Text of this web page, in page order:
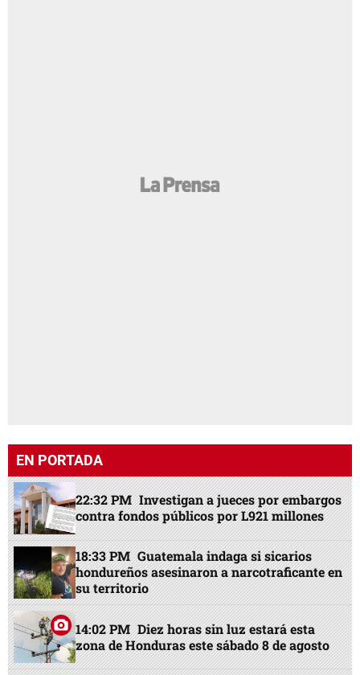
EN PORTADA
22:32 PM Investigan a jueces por embargos
contra fondos públicos por L921 millones
18:33 PM Guatemala indaga si sicarios
hondureños asesinaron a narcotraficante en
su territorio
14:02 PM Diez horas sin luz estará esta
zona de Honduras este sábado 8 de agosto